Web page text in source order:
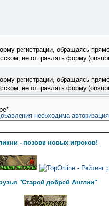
необходима авторизация
- позови новых игроков!
"Старой доброй Англии"